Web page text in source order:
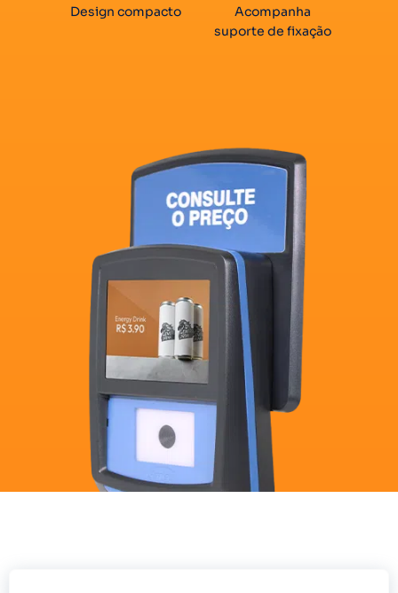
Design compacto
Acompanha
suporte de fixação